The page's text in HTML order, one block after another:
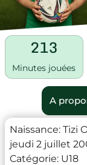
213
Minutes jouées
A
Naissance: Tizi
jeudi 2 juillet
Catégorie: U18